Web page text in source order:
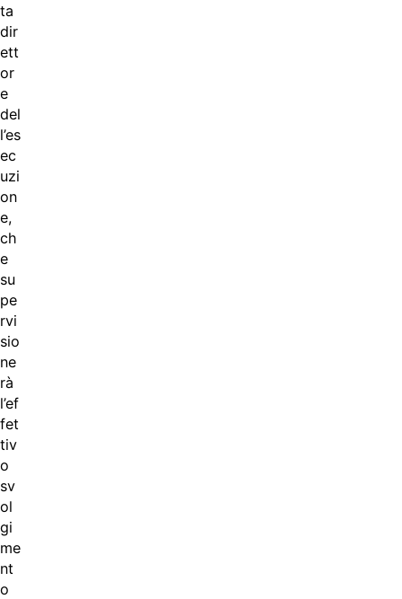
ta
dir
ett
or
e
del
l’es
ec
uzi
on
e,
ch
e
su
pe
rvi
sio
ne
rà
l’ef
fet
tiv
o
sv
ol
gi
me
nt
o